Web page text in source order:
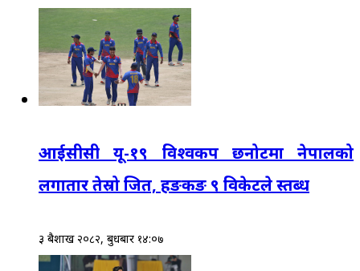
आईसीसी यू-१९ विश्वकप छनोटमा नेपालको
लगातार तेस्रो जित, हङकङ ९ विकेटले स्तब्ध
३ बैशाख २०८२, बुधबार १४:०७